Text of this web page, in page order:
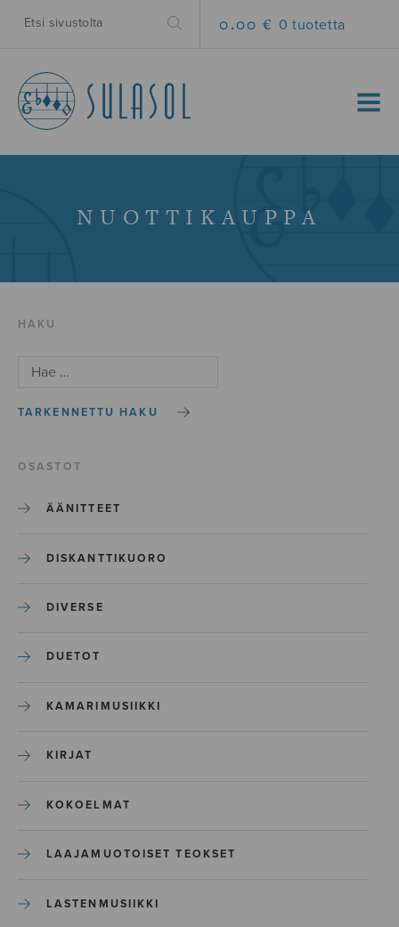
0.00 € 0 tuotetta
MENU
NUOTTIKAUPPA
HAKU
TARKENNETTU HAKU
OSASTOT
ÄÄNITTEET
DISKANTTIKUORO
DIVERSE
DUETOT
KAMARIMUSIIKKI
KIRJAT
KOKOELMAT
LAAJAMUOTOISET TEOKSET
LASTENMUSIIKKI